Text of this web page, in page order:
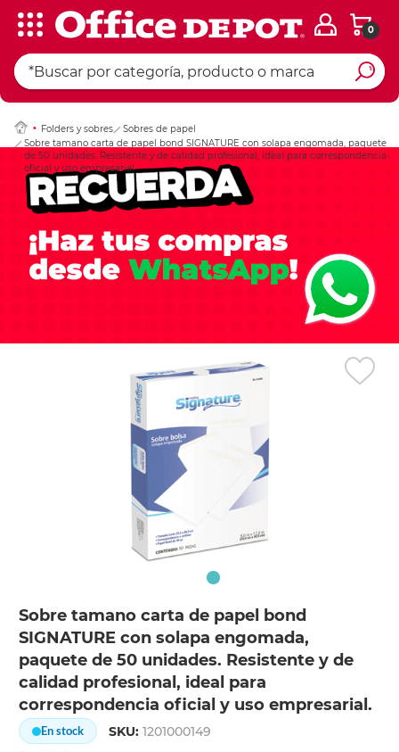
0
Folders y sobres
Sobres de papel
Sobre tamano carta de papel bond SIGNATURE con solapa engomada, paquete
de 50 unidades. Resistente y de calidad profesional, ideal para correspondencia
oficial y uso empresarial.
Sobre tamano carta de papel bond
SIGNATURE con solapa engomada,
paquete de 50 unidades. Resistente y de
calidad profesional, ideal para
correspondencia oficial y uso empresarial.
En stock SKU:1201000149
Ingresar Codigo